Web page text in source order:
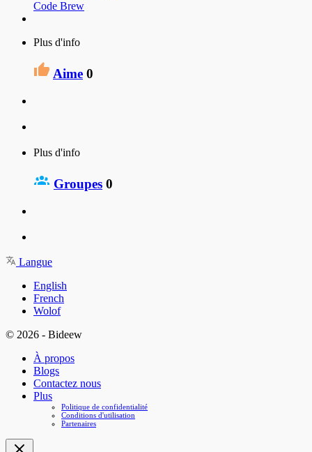
Code Brew
Plus d'info
Aime 0
Plus d'info
Groupes 0
Langue
English
French
Wolof
© 2026 - Bideew
À propos
Blogs
Contactez nous
Plus
Politique de confidentialité
Conditions d'utilisation
Partenaires